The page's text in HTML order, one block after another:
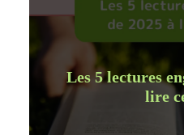
Les 5 lectures
lire